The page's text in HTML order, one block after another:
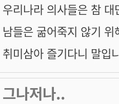
우리나라 의사들은 참
남들은 굶어죽지 않기
취미삼아 즐기다니 말입
그나저나..